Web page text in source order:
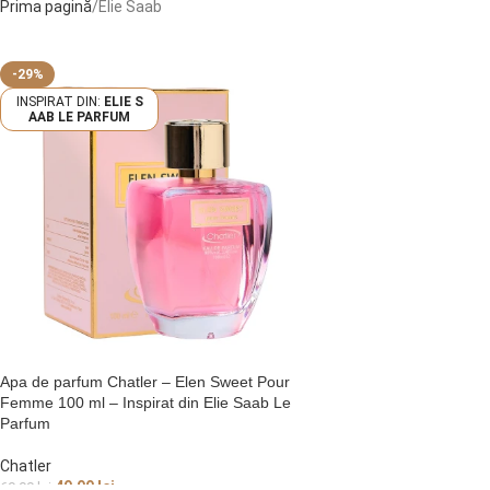
Prima pagină Elie Saab
-29%
ELIE S
AAB LE PARFUM
Apa de parfum Chatler – Elen Sweet Pour
Femme 100 ml – Inspirat din Elie Saab Le
Parfum
Chatler
69,99 lei 49,99 lei